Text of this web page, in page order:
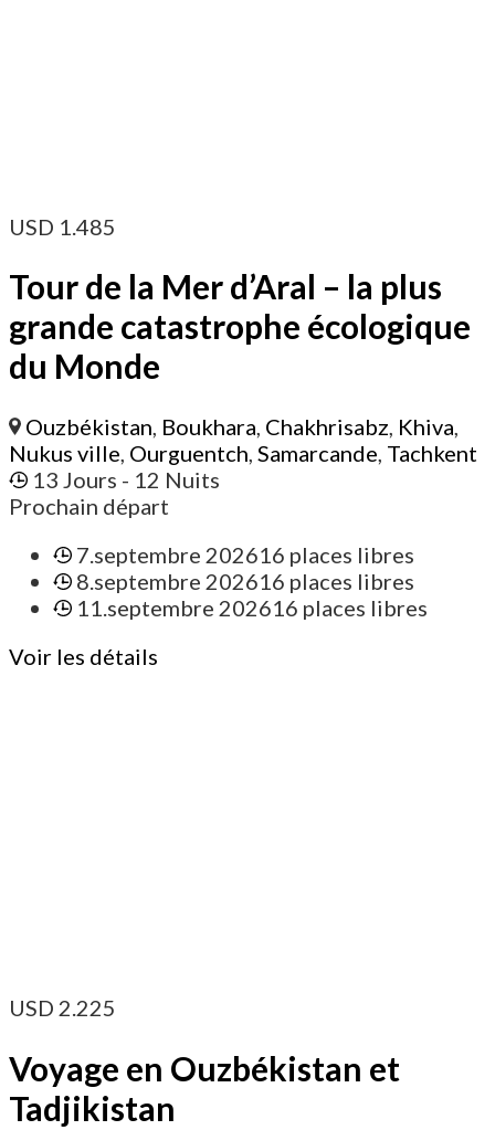
USD 1.485
Tour de la Mer d’Aral – la plus
grande catastrophe écologique
du Monde
Ouzbékistan, Boukhara, Chakhrisabz, Khiva,
Nukus ville, Ourguentch, Samarcande, Tachkent
13 Jours - 12 Nuits
Prochain départ
7.septembre 202616 places libres
8.septembre 202616 places libres
11.septembre 202616 places libres
Voir les détails
USD 2.225
Voyage en Ouzbékistan et
Tadjikistan